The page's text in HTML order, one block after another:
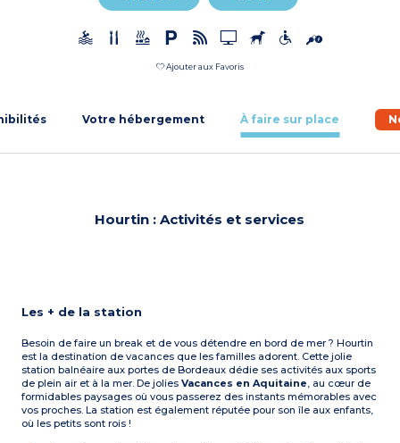
Ajouter aux Favoris
Votre hébergement À faire sur place
Hourtin : Activités et services
Les + de la station
Besoin de faire un break et de vous détendre en bord de mer ? Hourtin
est la destination de vacances que les familles adorent. Cette jolie
station balnéaire aux portes de Bordeaux dédie ses activités aux sports
de plein air et à la mer. De joliesVacances en Aquitaine, au cœur de
formidables paysages où vous passerez des instants mémorables avec
vos proches. La station est également réputée pour son île aux enfants,
où les petits sont rois !